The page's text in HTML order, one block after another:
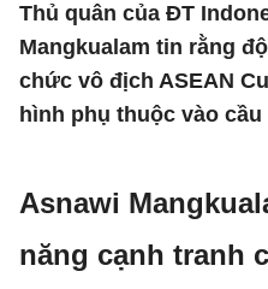
Thủ quân của ĐT
Mangkualam tin rằng
chức vô địch ASEAN
hình phụ thuộc vào cầu
Asnawi
năng cạnh tranh